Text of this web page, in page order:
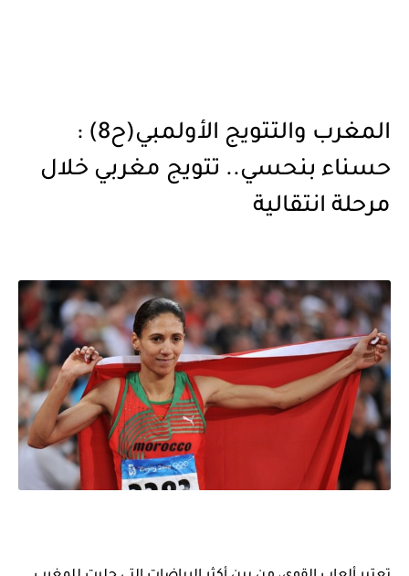
المغرب والتتويج الأولمبي(ح8) :
حسناء بنحسي.. تتويج مغربي خلال
مرحلة انتقالية